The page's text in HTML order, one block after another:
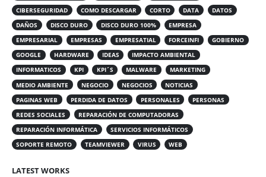
CIBERSEGURIDAD
COMO DESCARGAR CORTO DATA
DATOS
DAÑOS
DISCO DURO DISCO DURO 100%
EMPRESA
EMPRESARIAL
EMPRESAS EMPRESATIAL FORCEINFI
GOBIERNO
GOOGLE
HARDWARE IDEAS
IMPACTO AMBIENTAL
INFORMATICOS
KPI KPI´S MALWARE
MARKETING
MEDIO AMBIENTE
NEGOCIO NEGOCIOS
NOTICIAS
PAGINAS WEB
PERDIDA DE DATOS PERSONALES
PERSONAS
REDES SOCIALES
REPARACIÓN DE COMPUTADORAS
REPARACIÓN INFORMÁTICA
SERVICIOS INFORMÁTICOS
SOPORTE REMOTO
TEAMVIEWER VIRUS WEB
LATEST WORKS